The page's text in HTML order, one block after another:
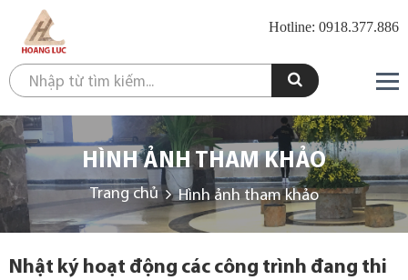
Hotline: 0918.377.886
HÌNH ẢNH THAM KHẢO
Trang chủ Hình ảnh tham khảo
Nhật ký hoạt động các công trình đang thi